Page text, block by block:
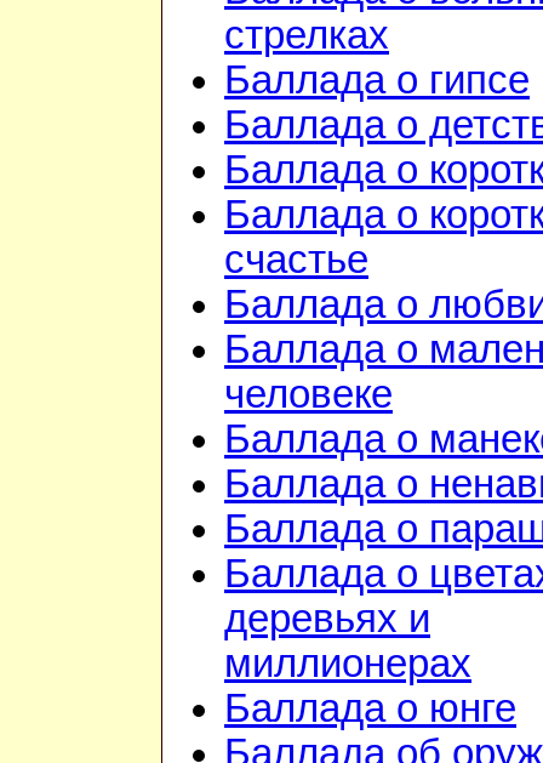
стрелках
Баллада о гипсе
Баллада о
Баллада о
Баллада о
счастье
Баллада о
Баллада о
человеке
Баллада о
Баллада о
Баллада о
Баллада о
деревьях и
миллионерах
Баллада о юнге
Баллада об